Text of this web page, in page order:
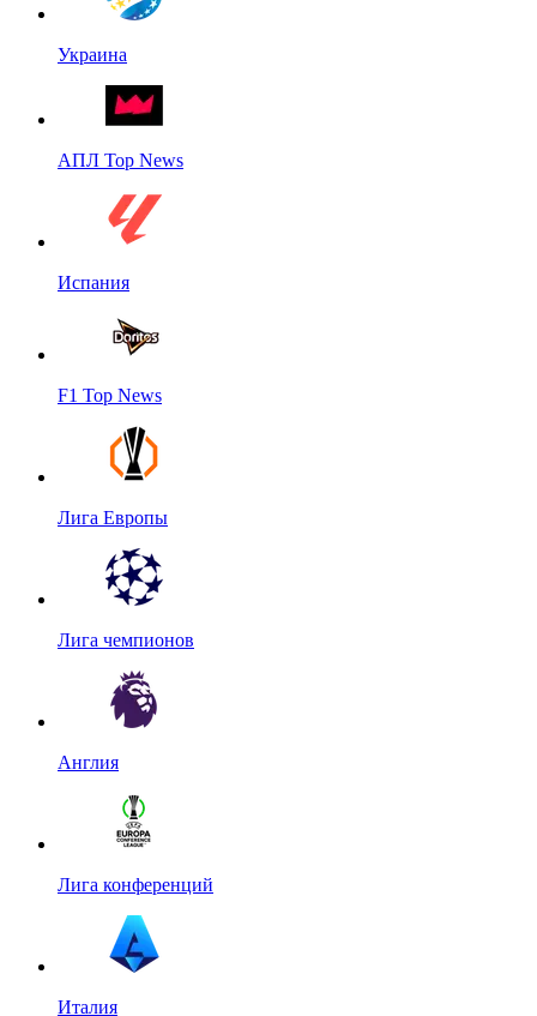
Украина
АПЛ Top News
Испания
F1 Top News
Лига Европы
Лига чемпионов
Англия
Лига конференций
Италия